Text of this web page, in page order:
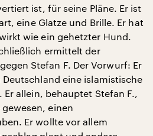
ist, für seine Pläne. Er ist
eine Glatze und Brille. Er hat
wie ein gehetzter Hund.
ermittelt der
Stefan F. Der Vorwurf: Er
eine islamistische
allein, behauptet Stefan F.,
einen
Er wollte vor allem